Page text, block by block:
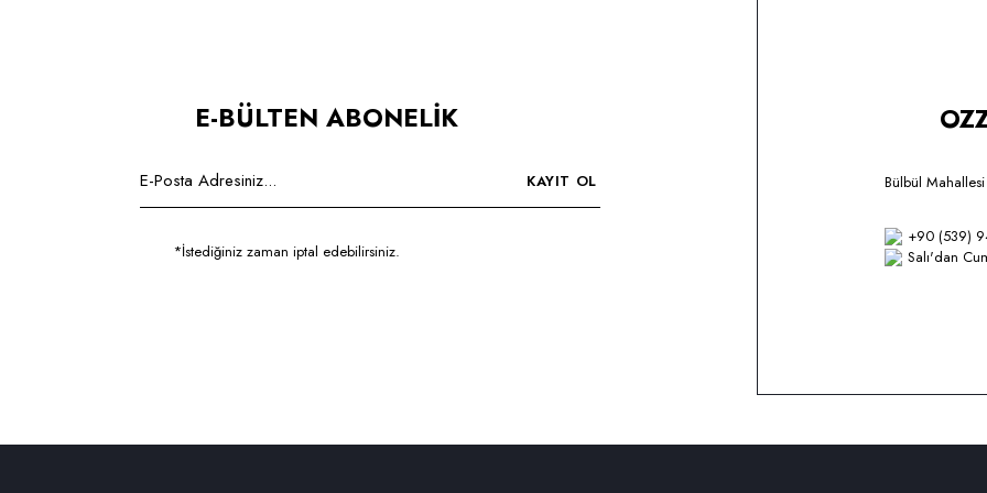
E-BÜLTEN ABONELİK
KAYIT OL
*İstediğiniz zaman iptal edebilirsiniz.
Bülbül
+90 (539)
Salı'dan